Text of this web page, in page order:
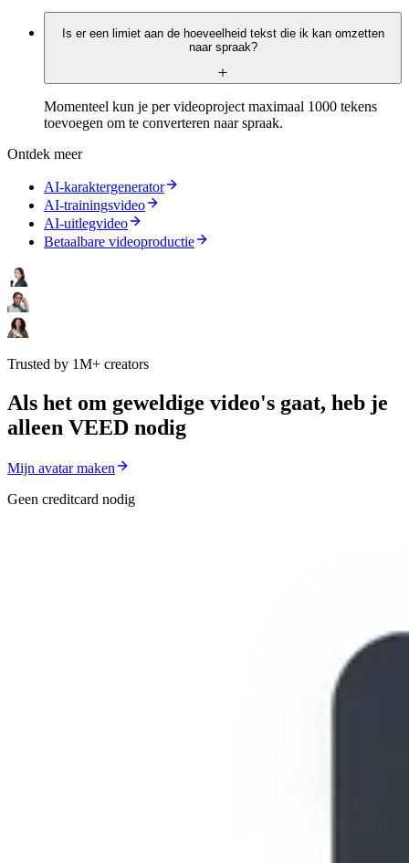
Is er een limiet aan de hoeveelheid tekst die ik kan omzetten
naar spraak?
Momenteel kun je per videoproject maximaal 1000 tekens
toevoegen om te converteren naar spraak.
Ontdek meer
AI-karaktergenerator
AI-trainingsvideo
AI-uitlegvideo
Betaalbare videoproductie
Trusted by 1M+ creators
Als het om geweldige video's gaat, heb je
alleen VEED nodig
Mijn avatar maken
Geen creditcard nodig